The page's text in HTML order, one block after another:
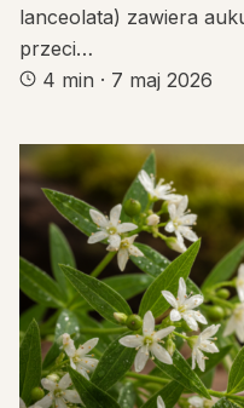
lanceolata) zawiera
przeci…
4 min · 7 maj 2026